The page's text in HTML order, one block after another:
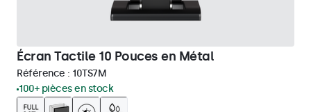
Écran Tactile 10 Pouces en Métal
Référence : 10TS7M
100+ pièces en stock